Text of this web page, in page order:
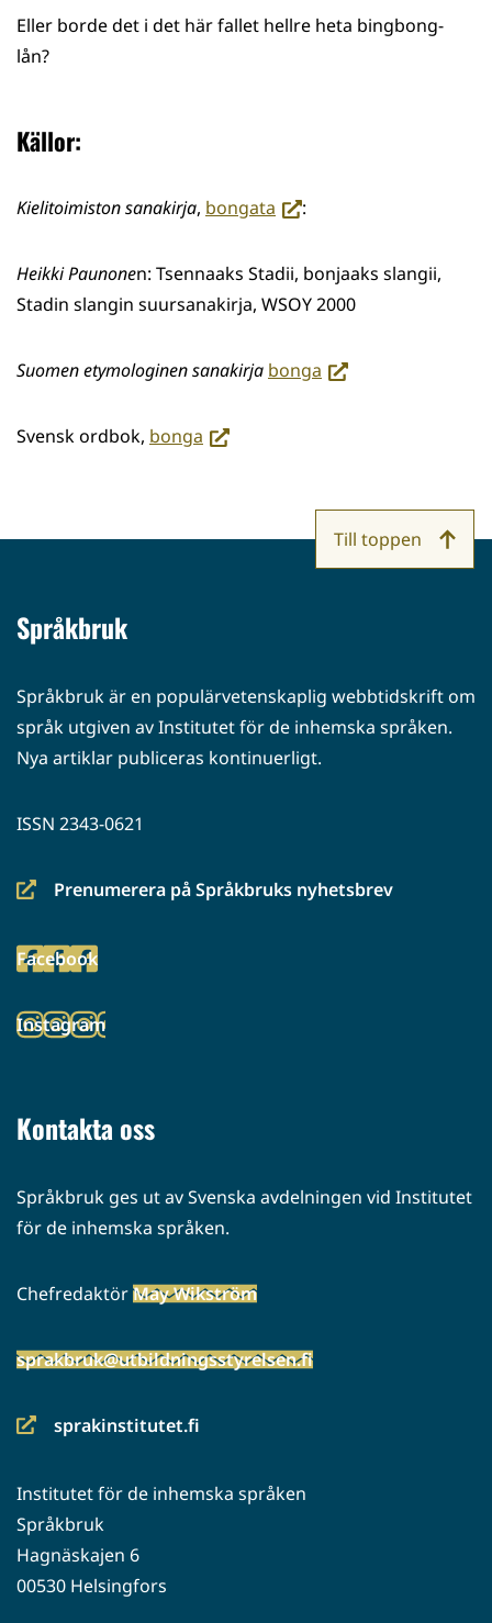
Eller borde det i det här fallet hellre heta bingbong-
lån?
Källor:
Kielitoimiston sanakirja, bongata (siirryt
palveluun)
:
Heikki Paunonen: Tsennaaks Stadii, bonjaaks slangii,
Stadin slangin suursanakirja, WSOY 2000
Suomen etymologinen sanakirja bonga (siirryt
Svensk ordbok, bonga (siirryt
Språkbruk
Språkbruk är en populärvetenskaplig webbtidskrift om
språk utgiven av Institutet för de inhemska språken.
Nya artiklar publiceras kontinuerligt.
ISSN 2343-0621
Prenumerera på Språkbruks nyhetsbrev
(siirryt
palveluun)
Facebook
(siirryt
palveluun)
Instagram
(siirryt
Kontakta oss
Språkbruk ges ut av Svenska avdelningen vid Institutet
för de inhemska språken.
ChefredaktörMay Wikström
sprakbruk@utbildningsstyrelsen.fi
sprakinstitutet.fi
(siirryt
palveluun)
Institutet för de inhemska språken
Språkbruk
Hagnäskajen 6
00530 Helsingfors
Till toppen